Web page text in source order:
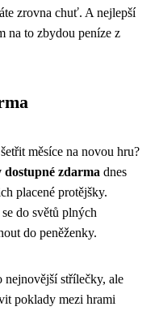
zrovna chuť. A nejlepší
na to zbydou peníze z
měsíce na novou hru?
dostupné zdarma dnes
placené protějšky.
do světů plných
do peněženky.
nejnovější střílečky, ale
poklady mezi hrami